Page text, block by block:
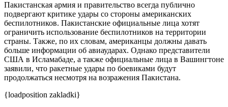
Пакистанская армия и правительство всегда публично
подвергают критике удары со стороны американских
беспилотников. Пакистанские официальные лица хотят
ограничить использование беспилотников на территории
страны. Также, по их словам, американцы должны давать
больше информации об авиаударах. Однако представители
США в Исламабаде, а также официальные лица в Вашингтоне
заявили, что ракетные удары по боевиками будут
продолжаться несмотря на возражения Пакистана.
{loadposition zakladki}